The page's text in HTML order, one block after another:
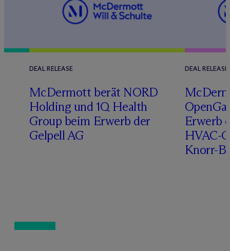
DEAL RELEASE
McDermott berät NORD
Holding und 1Q Health
Group beim Erwerb der
Gelpell AG
DEAL RELEASE
Mc
Erwerb
HVAC-
Knorr-